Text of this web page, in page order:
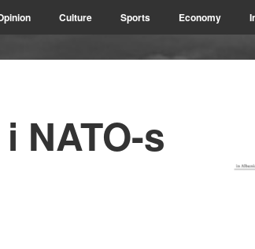
Culture Sports Economy
NATO-s